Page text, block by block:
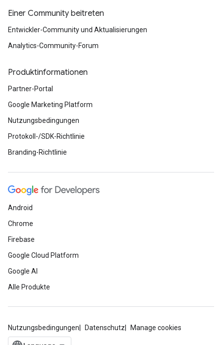
Einer Community beitreten
Entwickler-Community und Aktualisierungen
Analytics-Community-Forum
Produktinformationen
Partner-Portal
Google Marketing Platform
Nutzungsbedingungen
Protokoll-/SDK-Richtlinie
Branding-Richtlinie
Android
Chrome
Firebase
Google Cloud Platform
Google AI
Alle Produkte
Nutzungsbedingungen Datenschutz Manage cookies